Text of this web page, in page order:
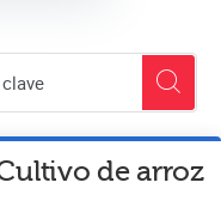
de arroz